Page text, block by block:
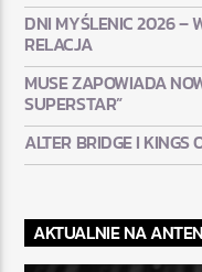
DNI MYŚLENIC 2026 –
RELACJA
MUSE ZAPOWIADA
SUPERSTAR”
ALTER BRIDGE I KINGS
AKTUALNIE NA